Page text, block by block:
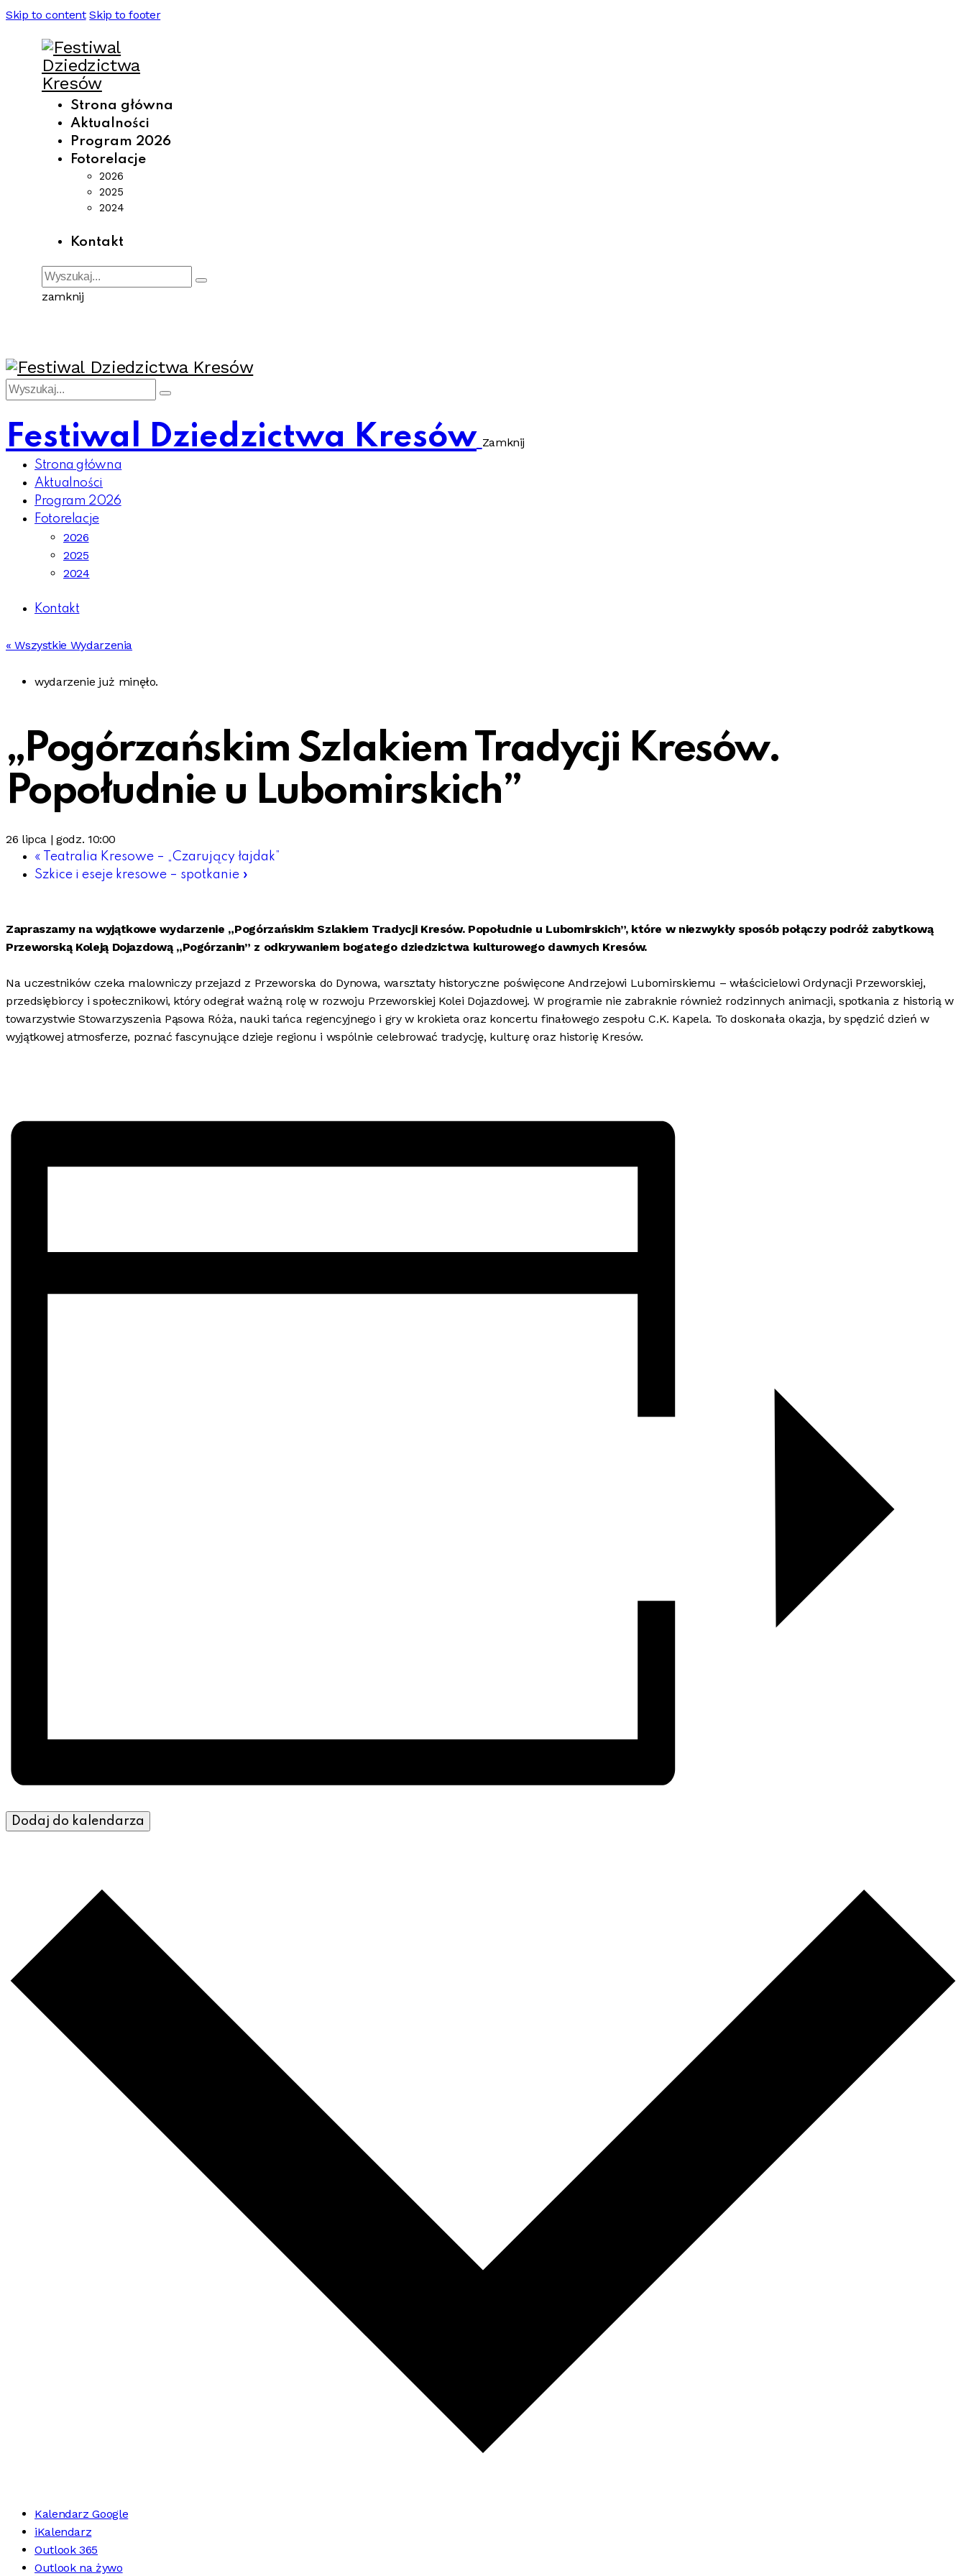
Skip to content Skip to footer
Strona główna
Aktualności
Program 2026
Fotorelacje
2026
2025
2024
Kontakt
zamknij
Festiwal Dziedzictwa Kresów Zamknij
Strona główna
Aktualności
Program 2026
Fotorelacje
2026
2025
2024
Kontakt
« Wszystkie Wydarzenia
wydarzenie już minęło.
„Pogórzańskim Szlakiem Tradycji Kresów.
Popołudnie u Lubomirskich”
26 lipca | godz. 10:00
« Teatralia Kresowe – „Czarujący łajdak”
Szkice i eseje kresowe – spotkanie »
Zapraszamy na wyjątkowe wydarzenie „Pogórzańskim Szlakiem Tradycji Kresów. Popołudnie u Lubomirskich”, które w niezwykły sposób połączy podróż zabytkową
Przeworską Koleją Dojazdową „Pogórzanin” z odkrywaniem bogatego dziedzictwa kulturowego dawnych Kresów.
Na uczestników czeka malowniczy przejazd z Przeworska do Dynowa, warsztaty historyczne poświęcone Andrzejowi Lubomirskiemu – właścicielowi Ordynacji Przeworskiej,
przedsiębiorcy i społecznikowi, który odegrał ważną rolę w rozwoju Przeworskiej Kolei Dojazdowej. W programie nie zabraknie również rodzinnych animacji, spotkania z historią w
towarzystwie Stowarzyszenia Pąsowa Róża, nauki tańca regencyjnego i gry w krokieta oraz koncertu finałowego zespołu C.K. Kapela. To doskonała okazja, by spędzić dzień w
wyjątkowej atmosferze, poznać fascynujące dzieje regionu i wspólnie celebrować tradycję, kulturę oraz historię Kresów.
Dodaj do kalendarza
Kalendarz Google
iKalendarz
Outlook 365
Outlook na żywo